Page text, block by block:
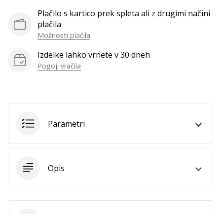
ambasador/ka.
Prikaži
Plačilo s kartico prek spleta ali z drugimi načini
plačila
Možnosti plačila
Izdelke lahko vrnete v 30 dneh
Pogoji vračila
Parametri
Opis